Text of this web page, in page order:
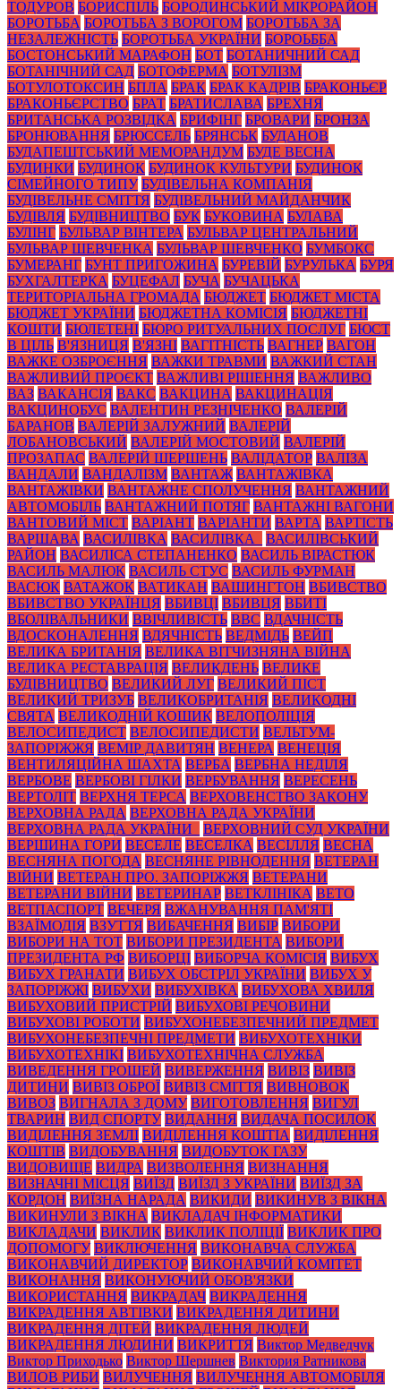
ТОДУРОВ БОРИСПІЛЬ БОРОДИНСЬКИЙ МІКРОРАЙОН
БОРОТЬБА БОРОТЬБА З ВОРОГОМ БОРОТЬБА ЗА
НЕЗАЛЕЖНІСТЬ БОРОТЬБА УКРАЇНИ БОРОЬББА
БОСТОНСЬКИЙ МАРАФОН БОТ БОТАНИЧНИЙ САД
БОТАНІЧНИЙ САД БОТОФЕРМА БОТУЛІЗМ
БОТУЛОТОКСИН БПЛА БРАК БРАК КАДРІВ БРАКОНЬЄР
БРАКОНЬЄРСТВО БРАТ БРАТИСЛАВА БРЕХНЯ
БРИТАНСЬКА РОЗВІДКА БРИФІНГ БРОВАРИ БРОНЗА
БРОНЮВАННЯ БРЮССЕЛЬ БРЯНСЬК БУДАНОВ
БУДАПЕШТСЬКИЙ МЕМОРАНДУМ БУДЕ ВЕСНА
БУДИНКИ БУДИНОК БУДИНОК КУЛЬТУРИ БУДИНОК
СІМЕЙНОГО ТИПУ БУДІВЕЛЬНА КОМПАНІЯ
БУДІВЕЛЬНЕ СМІТТЯ БУДІВЕЛЬНИЙ МАЙДАНЧИК
БУДІВЛЯ БУДІВНИЦТВО БУК БУКОВИНА БУЛАВА
БУЛІНГ БУЛЬВАР ВІНТЕРА БУЛЬВАР ЦЕНТРАЛЬНИЙ
БУЛЬВАР ШЕВЧЕНКА БУЛЬВАР ШЕВЧЕНКО БУМБОКС
БУМЕРАНГ БУНТ ПРИГОЖИНА БУРЕВІЙ БУРУЛЬКА БУРЯ
БУХГАЛТЕРКА БУЦЕФАЛ БУЧА БУЧАЦЬКА
ТЕРИТОРІАЛЬНА ГРОМАДА БЮДЖЕТ БЮДЖЕТ МІСТА
БЮДЖЕТ УКРАЇНИ БЮДЖЕТНА КОМІСІЯ БЮДЖЕТНІ
КОШТИ БЮЛЕТЕНІ БЮРО РИТУАЛЬНИХ ПОСЛУГ БЮСТ
В ЦІЛЬ В'ЯЗНИЦЯ В'ЯЗНІ ВАГІТНІСТЬ ВАГНЕР ВАГОН
ВАЖКЕ ОЗБРОЄННЯ ВАЖКИ ТРАВМИ ВАЖКИЙ СТАН
ВАЖЛИВИЙ ПРОЄКТ ВАЖЛИВІ РІШЕННЯ ВАЖЛИВО
ВАЗ ВАКАНСІЯ ВАКС ВАКЦИНА ВАКЦИНАЦІЯ
ВАКЦИНОБУС ВАЛЕНТИН РЕЗНІЧЕНКО ВАЛЕРІЙ
БАРАНОВ ВАЛЕРІЙ ЗАЛУЖНИЙ ВАЛЕРІЙ
ЛОБАНОВСЬКИЙ ВАЛЕРІЙ МОСТОВИЙ ВАЛЕРІЙ
ПРОЗАПАС ВАЛЕРІЙ ШЕРШЕНЬ ВАЛІДАТОР ВАЛІЗА
ВАНДАЛИ ВАНДАЛІЗМ ВАНТАЖ ВАНТАЖІВКА
ВАНТАЖІВКИ ВАНТАЖНЕ СПОЛУЧЕННЯ ВАНТАЖНИЙ
АВТОМОБІЛЬ ВАНТАЖНИЙ ПОТЯГ ВАНТАЖНІ ВАГОНИ
ВАНТОВИЙ МІСТ ВАРІАНТ ВАРІАНТИ ВАРТА ВАРТІСТЬ
ВАРШАВА ВАСИЛІВКА ВАСИЛІВКА_
ВАСИЛІВСЬКИЙ
РАЙОН ВАСИЛІСА СТЕПАНЕНКО ВАСИЛЬ ВІРАСТЮК
ВАСИЛЬ МАЛЮК ВАСИЛЬ СТУС ВАСИЛЬ ФУРМАН
ВАСЮК ВАТАЖОК ВАТИКАН ВАШИНГТОН ВБИВСТВО
ВБИВСТВО УКРАЇНЦЯ ВБИВЦІ ВБИВЦЯ ВБИТІ
ВБОЛІВАЛЬНИКИ ВВІЧЛИВІСТЬ ВВС ВДАЧНІСТЬ
ВДОСКОНАЛЕННЯ ВДЯЧНІСТЬ ВЕДМІДЬ ВЕЙП
ВЕЛИКА БРИТАНІЯ ВЕЛИКА ВІТЧИЗНЯНА ВІЙНА
ВЕЛИКА РЕСТАВРАЦІЯ ВЕЛИКДЕНЬ ВЕЛИКЕ
БУДІВНИЦТВО ВЕЛИКИЙ ЛУГ ВЕЛИКИЙ ПІСТ
ВЕЛИКИЙ ТРИЗУБ ВЕЛИКОБРИТАНІЯ ВЕЛИКОДНІ
СВЯТА ВЕЛИКОДНІЙ КОШИК ВЕЛОПОЛІЦІЯ
ВЕЛОСИПЕДИСТ ВЕЛОСИПЕДИСТИ ВЕЛЬТУМ-
ЗАПОРІЖЖЯ ВЕМІР ДАВИТЯН ВЕНЕРА ВЕНЕЦІЯ
ВЕНТИЛЯЦІЙНА ШАХТА ВЕРБА ВЕРБНА НЕДІЛЯ
ВЕРБОВЕ ВЕРБОВІ ГІЛКИ ВЕРБУВАННЯ ВЕРЕСЕНЬ
ВЕРТОЛІТ ВЕРХНЯ ТЕРСА ВЕРХОВЕНСТВО ЗАКОНУ
ВЕРХОВНА РАДА ВЕРХОВНА РАДА УКРАЇНИ
ВЕРХОВНА РАДА УКРАЇНИ_
ВЕРХОВНИЙ СУД УКРАЇНИ
ВЕРШИНА ГОРИ ВЕСЕЛЕ ВЕСЕЛКА ВЕСІЛЛЯ ВЕСНА
ВЕСНЯНА ПОГОДА ВЕСНЯНЕ РІВНОДЕННЯ ВЕТЕРАН
ВІЙНИ ВЕТЕРАН ПРО. ЗАПОРІЖЖЯ ВЕТЕРАНИ
ВЕТЕРАНИ ВІЙНИ ВЕТЕРИНАР ВЕТКЛІНІКА ВЕТО
ВЕТПАСПОРТ ВЕЧЕРЯ ВЖАНУВАННЯ ПАМ'ЯТІ
ВЗАЇМОДІЯ ВЗУТТЯ ВИБАЧЕННЯ ВИБІР ВИБОРИ
ВИБОРИ НА ТОТ ВИБОРИ ПРЕЗИДЕНТА ВИБОРИ
ПРЕЗИДЕНТА РФ ВИБОРЦІ ВИБОРЧА КОМІСІЯ ВИБУХ
ВИБУХ ГРАНАТИ ВИБУХ ОБСТРІЛ УКРАЇНИ ВИБУХ У
ЗАПОРІЖЖІ ВИБУХИ ВИБУХІВКА ВИБУХОВА ХВИЛЯ
ВИБУХОВИЙ ПРИСТРІЙ ВИБУХОВІ РЕЧОВИНИ
ВИБУХОВІ РОБОТИ ВИБУХОНЕБЕЗПЕЧНИЙ ПРЕДМЕТ
ВИБУХОНЕБЕЗПЕЧНІ ПРЕДМЕТИ ВИБУХОТЕХНІКИ
ВИБУХОТЕХНІКІ ВИБУХОТЕХНІЧНА СЛУЖБА
ВИВЕДЕННЯ ГРОШЕЙ ВИВЕРЖЕННЯ ВИВІЗ ВИВІЗ
ДИТИНИ ВИВІЗ ОБРОЇ ВИВІЗ СМІТТЯ ВИВНОВОК
ВИВОЗ ВИГНАЛА З ДОМУ ВИГОТОВЛЕННЯ ВИГУЛ
ТВАРИН ВИД СПОРТУ ВИДАННЯ ВИДАЧА ПОСИЛОК
ВИДІЛЕННЯ ЗЕМЛІ ВИДІЛЕННЯ КОШТІА ВИДІЛЕННЯ
КОШТІВ ВИДОБУВАННЯ ВИДОБУТОК ГАЗУ
ВИДОВИЩЕ ВИДРА ВИЗВОЛЕННЯ ВИЗНАННЯ
ВИЗНАЧНІ МІСЦЯ ВИЇЗД ВИЇЗД З УКРАЇНИ ВИЇЗД ЗА
КОРДОН ВИЇЗНА НАРАДА ВИКИДИ ВИКИНУВ З ВІКНА
ВИКИНУЛИ З ВІКНА ВИКЛАДАЧ ІНФОРМАТИКИ
ВИКЛАДАЧИ ВИКЛИК ВИКЛИК ПОЛІЦІЇ ВИКЛИК ПРО
ДОПОМОГУ ВИКЛЮЧЕННЯ ВИКОНАВЧА СЛУЖБА
ВИКОНАВЧИЙ ДИРЕКТОР ВИКОНАВЧИЙ КОМІТЕТ
ВИКОНАННЯ ВИКОНУЮЧИЙ ОБОВ'ЯЗКИ
ВИКОРИСТАННЯ ВИКРАДАЧ ВИКРАДЕННЯ
ВИКРАДЕННЯ АВТІВКИ ВИКРАДЕННЯ ДИТИНИ
ВИКРАДЕННЯ ДІТЕЙ ВИКРАДЕННЯ ЛЮДЕЙ
ВИКРАДЕННЯ ЛЮДИНИ ВИКРИТТЯ Виктор Медведчук
Виктор Приходько Виктор Шершнев Виктория Ратникова
ВИЛОВ РИБИ ВИЛУЧЕННЯ ВИЛУЧЕННЯ АВТОМОБІЛЯ